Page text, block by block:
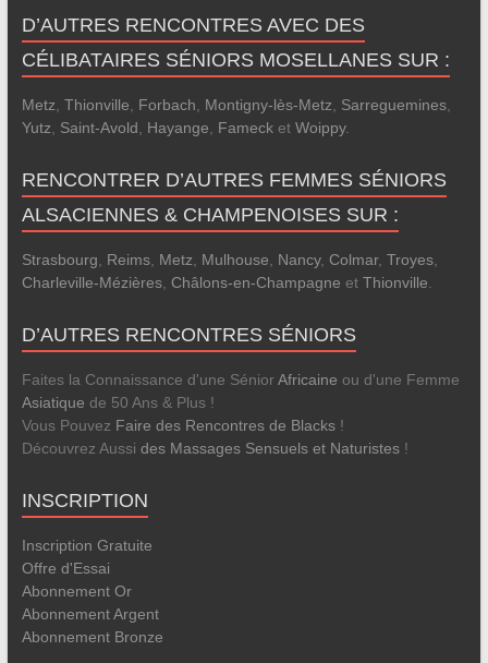
D’AUTRES RENCONTRES AVEC DES
CÉLIBATAIRES SÉNIORS MOSELLANES SUR :
Metz Thionville Forbach Montigny-lès-Metz Sarreguemines,
Yutz
Saint-Avold Hayange Famecket Woippy.
RENCONTRER D’AUTRES FEMMES SÉNIORS
ALSACIENNES & CHAMPENOISES SUR :
Strasbourg Reims, Metz Mulhouse Nancy, Colmar, Troyes,
Charleville-Mézières, Châlons-en-Champagne et Thionville
D’AUTRES RENCONTRES SÉNIORS
Faites la Connaissance d'une SéniorAfricaine ou d'une Femme
Asiatique de 50 Ans & Plus !
Vous Pouvez Faire des Rencontres de Blacks!
Découvrez Aussi des Massages Sensuels et Naturistes!
INSCRIPTION
Inscription Gratuite
Offre d'Essai
Abonnement Or
Abonnement Argent
Abonnement Bronze